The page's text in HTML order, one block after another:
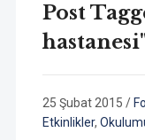
Post
25 Şubat 2015 /
Etkinlikler,